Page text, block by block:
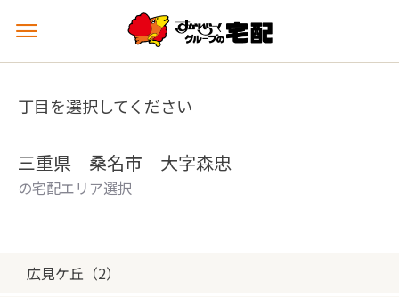
メ
ュ
を
丁目を選択してください
三重県 桑名市 大字森忠
の宅配エリア選択
広見ケ丘（2）